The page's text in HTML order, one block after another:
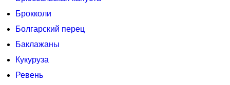
Брокколи
Болгарский перец
Баклажаны
Кукуруза
Ревень